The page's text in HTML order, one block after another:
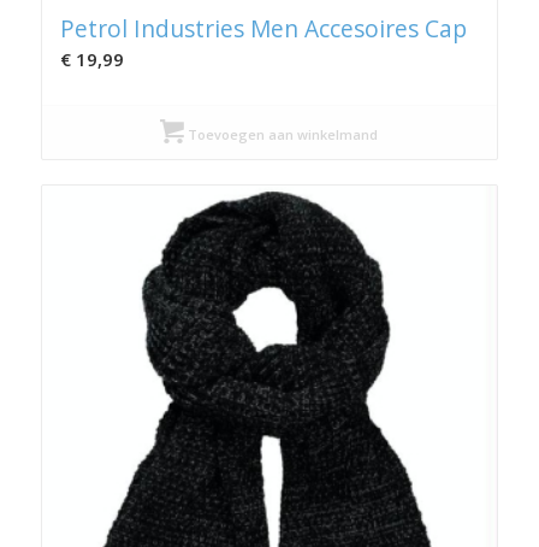
Petrol Industries Men Accesoires Cap
€19,99
Toevoegen aan winkelmand